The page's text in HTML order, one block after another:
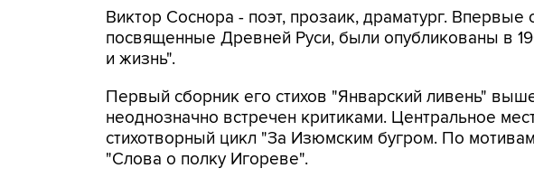
Виктор Соснора - поэт, прозаик, драматург. Впервые
посвященные Древней Руси, были опубликованы в
и жизнь".
Первый сборник его стихов "Январский ливень"
неоднозначно встречен критиками. Центральное
стихотворный цикл "За Изюмским бугром. По
"Слова о полку Игореве".